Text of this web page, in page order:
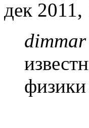
дек 2011,